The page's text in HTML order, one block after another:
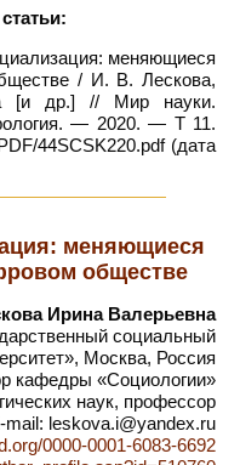
меняющиеся
/ И. В. Лескова,
[и др.] // Мир науки.
— 2020. — Т 11.
44SCSK220.pdf (дата
меняющиеся
обществе
Ирина Валерьевна
социальный
Москва, Россия
кафедры «Социологии»
наук, профессор
mail: leskova.i@yandex.ru
0000-0001-6083-6692